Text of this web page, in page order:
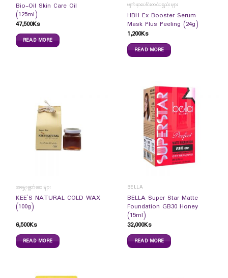
Bio-Oil Skin Care Oil
(125ml)
47,500Ks
READ MORE
မျက်နှာပေါင်းတင်ပစ္စည်းများ
HBH Ex Booster Serum
Mask Plus Peeling (24g)
1,200Ks
READ MORE
အမွှေးချွတ်ဆေးများ
KEE`S NATURAL COLD WAX
(100g)
6,500Ks
READ MORE
BELLA
BELLA Super Star Matte
Foundation GB30 Honey
(15ml)
32,000Ks
READ MORE